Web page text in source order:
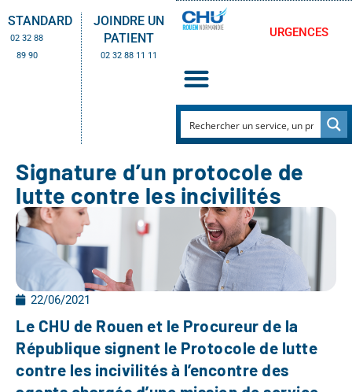
STANDARD
02 32 88
89 90
JOINDRE UN
PATIENT
02 32 88 11 11
URGENCES
Signature d’un protocole de
lutte contre les incivilités
22/06/2021
Le CHU de Rouen et le Procureur de la
République signent le Protocole de lutte
contre les incivilités à l’encontre des